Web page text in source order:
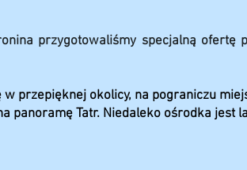
przygotowaliśmy specjalną ofertę
przepięknej okolicy, na pograniczu
panoramę Tatr. Niedaleko ośrodka jest